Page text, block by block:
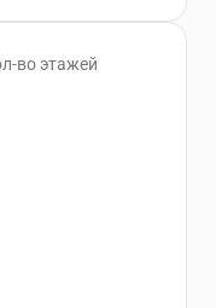
во этажей